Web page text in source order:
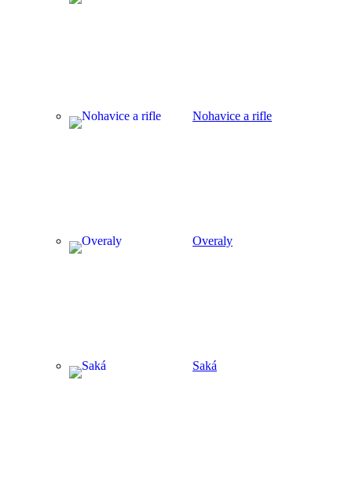
Nohavice a rifle
Overaly
Saká